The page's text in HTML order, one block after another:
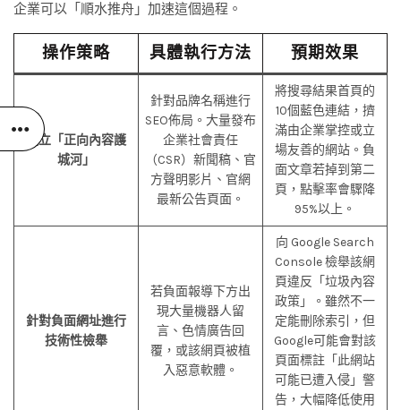
企業可以「順水推舟」加速這個過程。
操作策略 具體執行方法 預期效果
建立「正向內容護
城河」
針對品牌名稱進行
SEO佈局。大量發布
企業社會責任
（CSR）新聞稿、官
方聲明影片、官網
最新公告頁面。
將搜尋結果首頁的
10個藍色連結，擠
滿由企業掌控或立
場友善的網站。負
面文章若掉到第二
頁，點擊率會驟降
95%以上。
針對負面網址進行
技術性檢舉
若負面報導下方出
現大量機器人留
言、色情廣告回
覆，或該網頁被植
入惡意軟體。
向 Google Search
Console 檢舉該網
頁違反「垃圾內容
政策」。雖然不一
定能刪除索引，但
Google可能會對該
頁面標註「此網站
可能已遭入侵」警
告，大幅降低使用